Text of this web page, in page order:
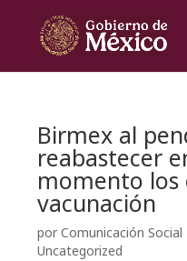
Birmex al
reabastecer
momento los
vacunación
porComunicación
Uncategorized